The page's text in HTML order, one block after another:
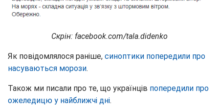
Скрін: facebook.com/tala.didenko
Як повідомлялося раніше, синоптики попередили про
насуваються морози.
Також ми писали про те, що українців попередили про
ожеледицю у найближчі дні.